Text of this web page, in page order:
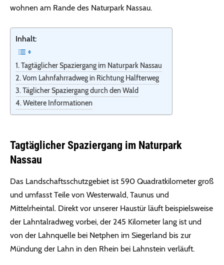
wohnen am Rande des Naturpark Nassau.
Inhalt:
Tagtäglicher Spaziergang im Naturpark Nassau
Vom Lahnfahrradweg in Richtung Halfterweg
Täglicher Spaziergang durch den Wald
Weitere Informationen
Tagtäglicher Spaziergang im Naturpark
Nassau
Das Landschaftsschutzgebiet ist 590 Quadratkilometer groß
und umfasst Teile von Westerwald, Taunus und
Mittelrheintal. Direkt vor unserer Haustür läuft beispielsweise
der Lahntalradweg vorbei, der 245 Kilometer lang ist und
von der Lahnquelle bei Netphen im Siegerland bis zur
Mündung der Lahn in den Rhein bei Lahnstein verläuft.